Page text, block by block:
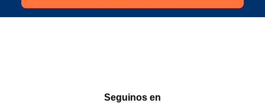
Seguinos en